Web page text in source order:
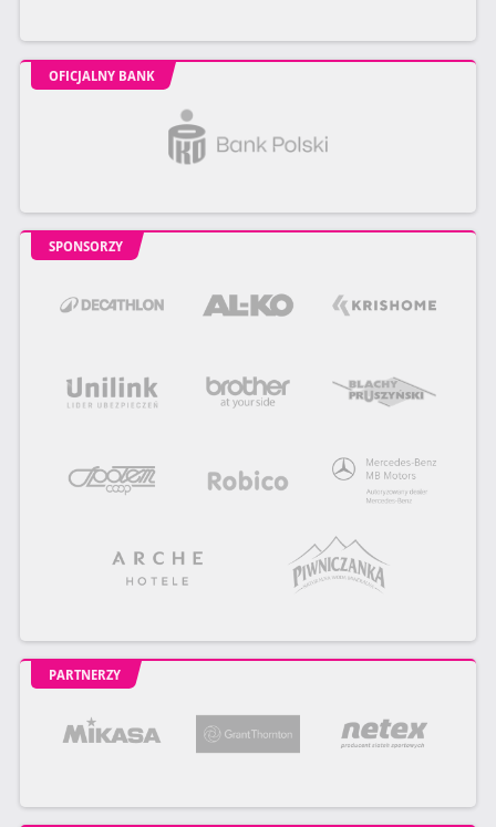
OFICJALNY BANK
SPONSORZY
PARTNERZY